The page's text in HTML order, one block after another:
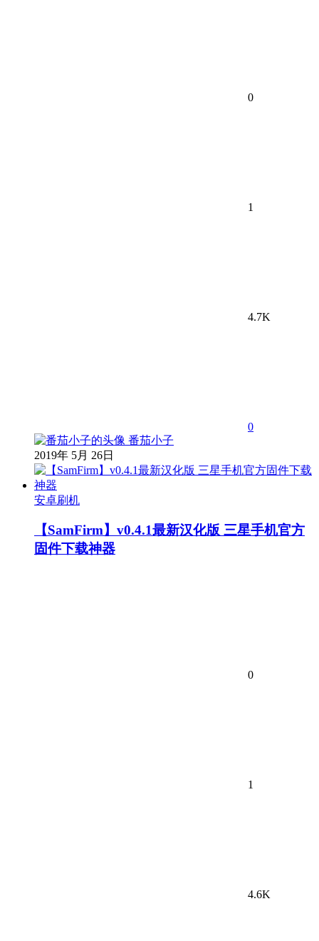
0
1
4.7K
0
番茄小子
2019年 5月 26日
安卓刷机
【SamFirm】v0.4.1最新汉化版 三星手机官方
固件下载神器
0
1
4.6K